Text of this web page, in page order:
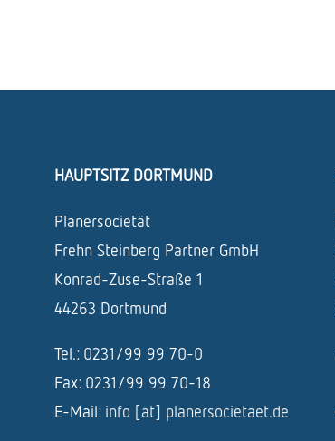
HAUPTSITZ DORTMUND
Planersocietät
Frehn Steinberg Partner GmbH
Konrad-Zuse-Straße 1
44263 Dortmund
Tel.: 0231/99 99 70-0
Fax: 0231/99 99 70-18
E-Mail: info [at] planersocietaet.de